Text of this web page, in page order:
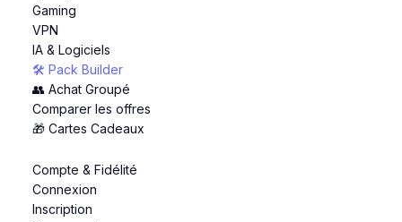
Gaming
VPN
IA & Logiciels
🛠️ Pack Builder
👥 Achat Groupé
Comparer les offres
🎁 Cartes Cadeaux
Compte & Fidélité
Connexion
Inscription